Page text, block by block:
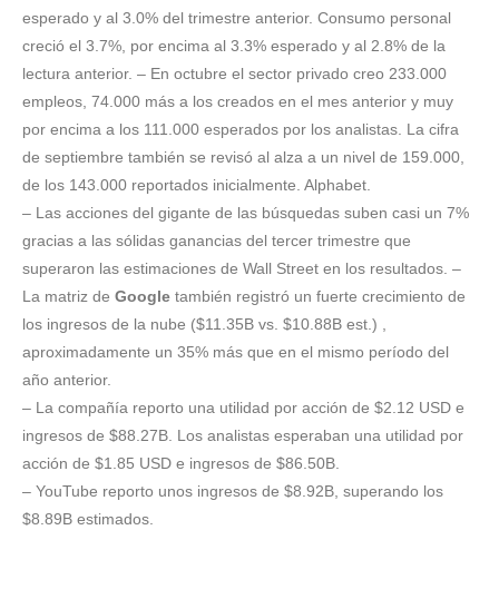
esperado y al 3.0% del trimestre anterior. Consumo personal
creció el 3.7%, por encima al 3.3% esperado y al 2.8% de la
lectura anterior. – En octubre el sector privado creo 233.000
empleos, 74.000 más a los creados en el mes anterior y muy
por encima a los 111.000 esperados por los analistas. La cifra
de septiembre también se revisó al alza a un nivel de 159.000,
de los 143.000 reportados inicialmente. Alphabet.
– Las acciones del gigante de las búsquedas suben casi un 7%
gracias a las sólidas ganancias del tercer trimestre que
superaron las estimaciones de Wall Street en los resultados. –
La matriz de Google también registró un fuerte crecimiento de
los ingresos de la nube ($11.35B vs. $10.88B est.) ,
aproximadamente un 35% más que en el mismo período del
año anterior.
– La compañía reporto una utilidad por acción de $2.12 USD e
ingresos de $88.27B. Los analistas esperaban una utilidad por
acción de $1.85 USD e ingresos de $86.50B.
– YouTube reporto unos ingresos de $8.92B, superando los
$8.89B estimados.